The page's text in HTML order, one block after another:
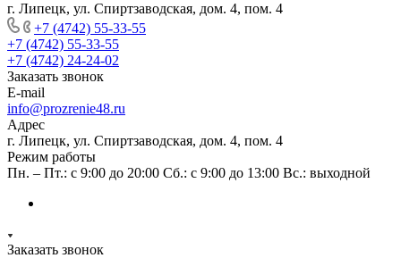
г. Липецк, ул. Спиртзаводская, дом. 4, пом. 4
+7 (4742) 55-33-55
+7 (4742) 55-33-55
+7 (4742) 24-24-02
Заказать звонок
E-mail
info@prozrenie48.ru
Адрес
г. Липецк, ул. Спиртзаводская, дом. 4, пом. 4
Режим работы
Пн. – Пт.: с 9:00 до 20:00 Сб.: с 9:00 до 13:00 Вс.: выходной
Заказать звонок